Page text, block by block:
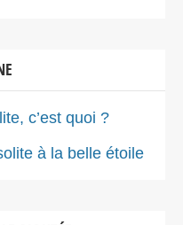
c’est quoi ?
à la belle étoile